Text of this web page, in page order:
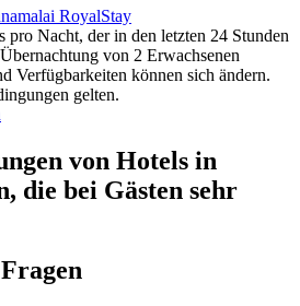
RoyalStay
pro Nacht, der in den letzten 24 Stunden
von 2 Erwachsenen
Verfügbarkeiten können sich ändern.
gelten.
von Hotels in
die bei Gästen sehr